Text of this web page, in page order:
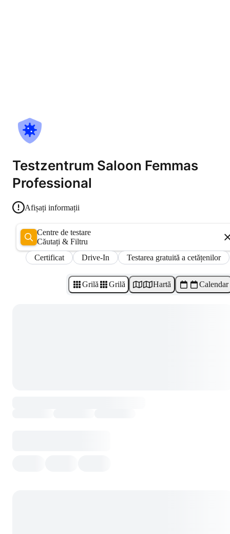
Testzentrum Saloon Femmas
Professional
Afișați informații
Centre de testare
Căutați & Filtru
Certificat
Drive-In Testarea gratuită a cetățenilor
Grilă Grilă Hartă Calendar